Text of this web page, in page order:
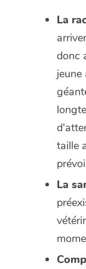
La
donc
jeune
taille
La